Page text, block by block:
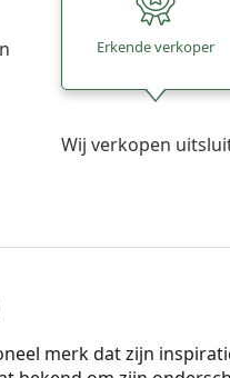
Erkende verkoper
Wij verkopen
merk dat zijn